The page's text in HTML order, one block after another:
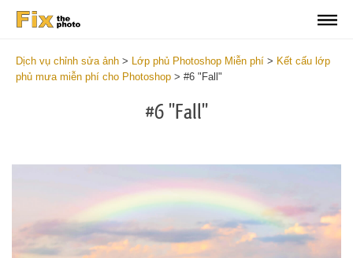
Dịch vụ chỉnh sửa ảnh > Lớp phủ Photoshop Miễn phí > Kết cấu lớp
phủ mưa miễn phí cho Photoshop > #6 "Fall"
#6 "Fall"